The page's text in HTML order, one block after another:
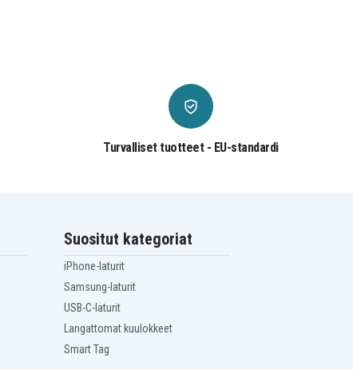
Turvalliset tuotteet - EU-standardi
Suositut kategoriat
iPhone-laturit
Samsung-laturit
USB-C-laturit
Langattomat kuulokkeet
Smart Tag